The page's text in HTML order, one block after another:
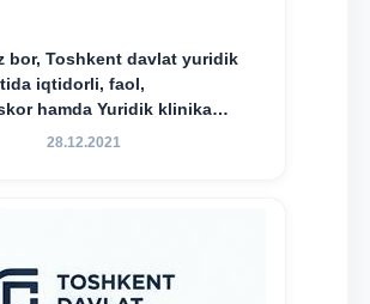
bor, Toshkent davlat yuridik
iqtidorli, faol,
hamda Yuridik klinika
o‘z bilim va ko‘nikmalarini
28.12.2021